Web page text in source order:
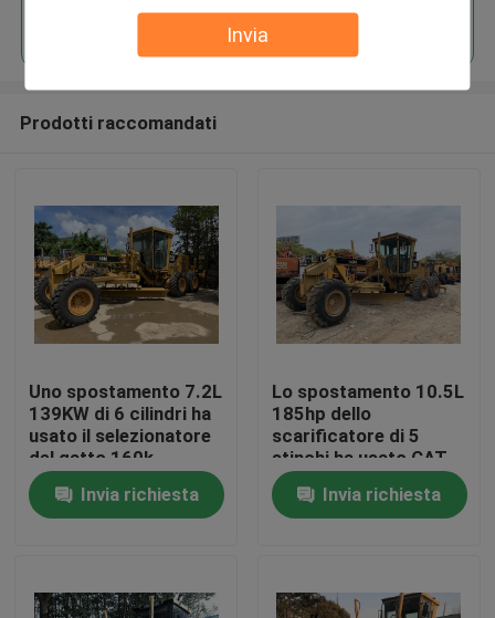
Invia
Casa
Circa noi
Continua
Prodotti raccomandati
Uno spostamento 7.2L
139KW di 6 cilindri ha
usato il selezionatore
del gatto 160k
Invia richiesta
Lo spostamento 10.5L
185hp dello
scarificatore di 5
stinchi ha usato CAT
Grader
Invia richiesta